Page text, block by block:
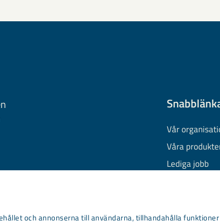
och annonserna till användarna, tillhandahålla
Vår
Våra
Lediga jobb
Information